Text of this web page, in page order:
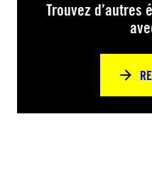
Trouvez d’autres